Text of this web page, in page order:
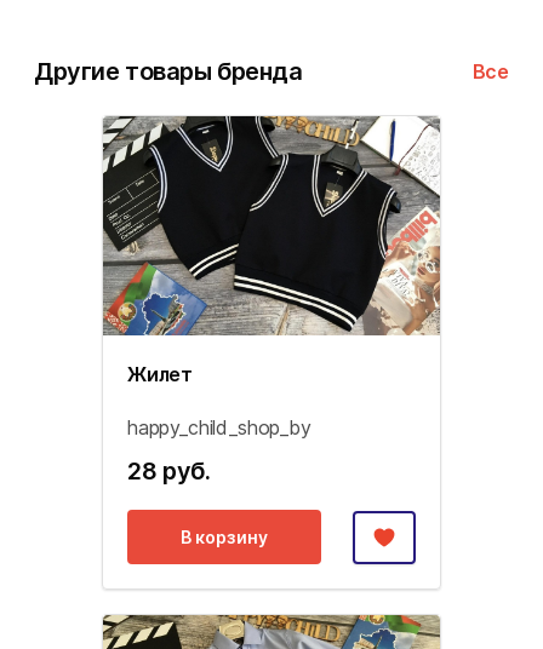
Другие товары бренда Все
Жилет
happy_child_shop_by
28 руб.
В корзину